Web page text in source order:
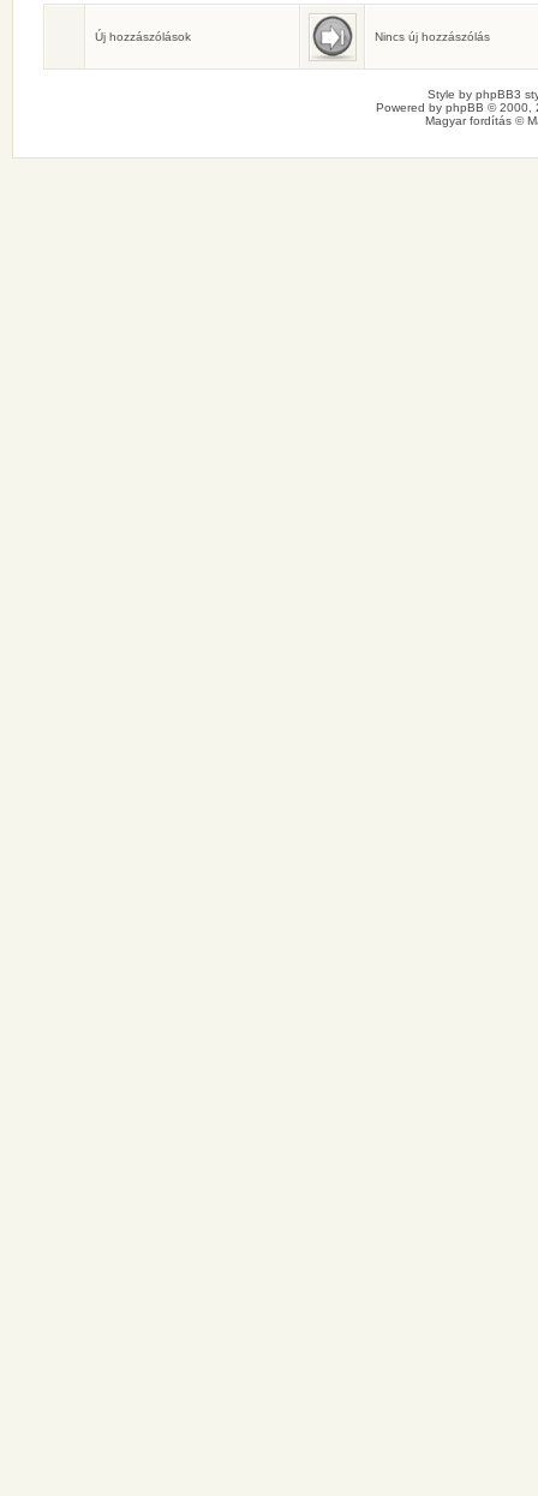
Születésnaposok
Ma senkinek sincs születésnapja.
Új hozzászólások Nincs új hozzászólás
Style by phpBB3
Powered by phpBB © 2000,
Magyar fordítás ©